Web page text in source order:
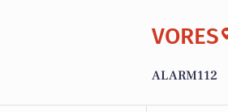
VORES
ALARM112